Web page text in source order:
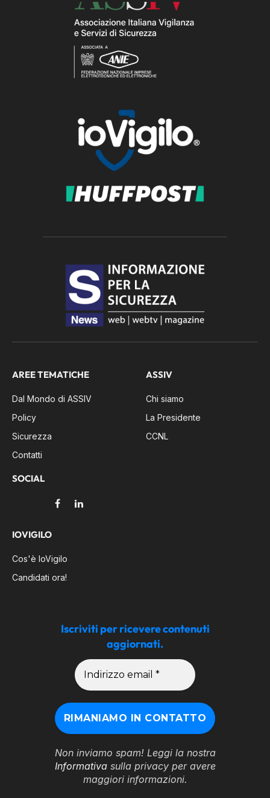
AREE TEMATICHE
Dal Mondo di ASSIV
Policy
Sicurezza
Contatti
SOCIAL
FacebookLinkedIn
ASSIV
Chi siamo
La Presidente
CCNL
IOVIGILO
Cos'è IoVigilo
Candidati ora!
Iscriviti per ricevere contenuti
aggiornati.
Non inviamo spam! Leggi la nostra
Informativasulla privacy per avere
maggiori informazioni.